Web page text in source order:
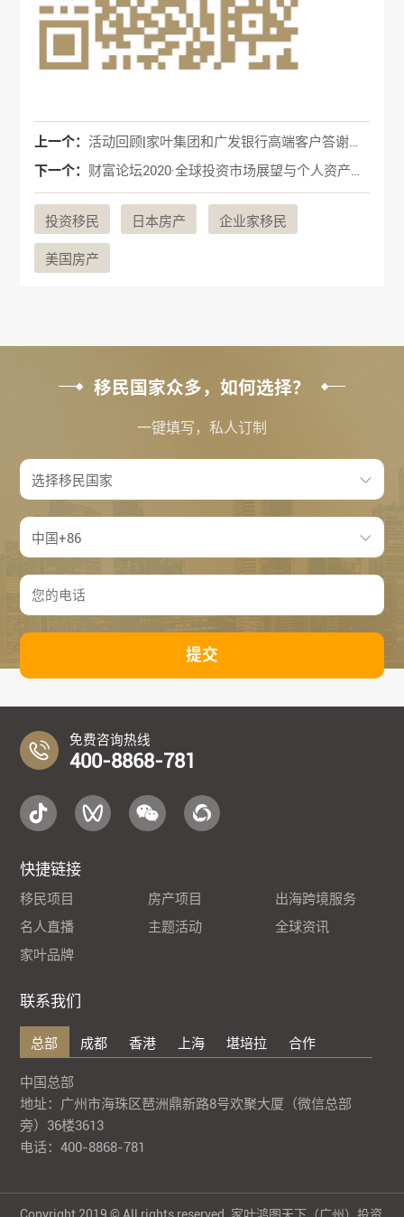
上一个：
活动回顾|家叶集团和广发银行高端客户答谢会！
下一个：
财富论坛2020·全球投资市场展望与个人资产配置新趋势——广州站
投资移民 日本房产 企业家移民
美国房产
移民国家众多，如何选择？
一键填写，私人订制
提交
免费咨询热线
400-8868-781
快捷链接
移民项目 房产项目
出海跨境服务
名人直播
主题活动
全球资讯
家叶品牌
联系我们
总部 成都 香港 上海 堪培拉 合作
中国总部
地址：广州市海珠区琶洲鼎新路8号欢聚大厦（微信总部
旁）36楼3613
电话：400-8868-781